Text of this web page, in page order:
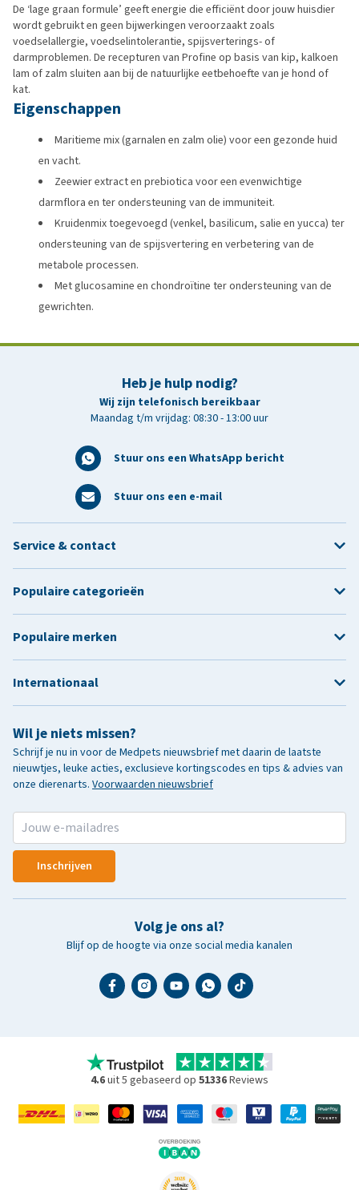
De ‘lage graan formule’ geeft energie die efficiënt door jouw huisdier
wordt gebruikt en geen bijwerkingen veroorzaakt zoals
voedselallergie, voedselintolerantie, spijsverterings- of
darmproblemen. De recepturen van Profine op basis van kip, kalkoen
lam of zalm sluiten aan bij de natuurlijke eetbehoefte van je hond of
kat.
Eigenschappen
Maritieme mix (garnalen en zalm olie) voor een gezonde huid
en vacht.
Zeewier extract en prebiotica voor een evenwichtige
darmflora en ter ondersteuning van de immuniteit.
Kruidenmix toegevoegd (venkel, basilicum, salie en yucca) ter
ondersteuning van de spijsvertering en verbetering van de
metabole processen.
Met glucosamine en chondroïtine ter ondersteuning van de
gewrichten.
Heb je hulp nodig?
Wij zijn telefonisch bereikbaar
Maandag t/m vrijdag: 08:30 - 13:00 uur
Stuur ons een WhatsApp bericht
Stuur ons een e-mail
Wil je niets missen?
Schrijf je nu in voor de Medpets nieuwsbrief met daarin de laatste
nieuwtjes, leuke acties, exclusieve kortingscodes en tips & advies van
onze dierenarts. Voorwaarden nieuwsbrief
Inschrijven
Volg je ons al?
Blijf op de hoogte via onze social media kanalen
Service & contact
Populaire categorieën
Populaire merken
Internationaal
4.6uit 5 gebaseerd op 51336Reviews